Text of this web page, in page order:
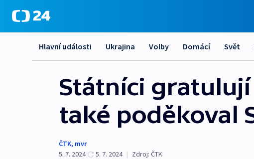
Hlavní události Ukrajina Volby Domácí Svět
Státníci
také poděkoval
ČTK, mvr
5. 7. 2024
5. 7. 2024 | Zdroj: ČTK